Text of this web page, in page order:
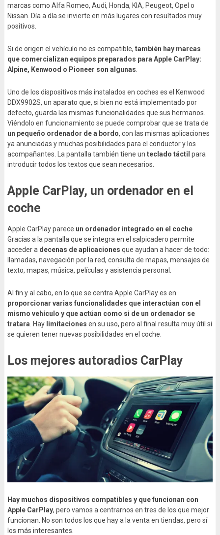
marcas como Alfa Romeo, Audi, Honda, KIA, Peugeot, Opel o
Nissan. Día a día se invierte en más lugares con resultados muy
positivos.
Si de origen el vehículo no es compatible, también hay marcas
que comercializan equipos preparados para Apple CarPlay:
Alpine, Kenwood o Pioneer son algunas
Uno de los dispositivos más instalados en coches es el Kenwood
DDX9902S, un aparato que, si bien no está implementado por
defecto, guarda las mismas funcionalidades que sus hermanos.
Viéndolo en funcionamiento se puede comprobar que se trata de
un pequeño ordenador de a bordo, con las mismas aplicaciones
ya anunciadas y muchas posibilidades para el conductor y los
acompañantes. La pantalla también tiene un teclado táctil para
introducir todos los textos que sean necesarios.
Apple CarPlay, un ordenador en el
coche
Apple CarPlay parece un ordenador integrado en el coche.
Gracias a la pantalla que se integra en el salpicadero permite
acceder a decenas de aplicaciones que ayudan a hacer de todo:
llamadas, navegación por la red, consulta de mapas, mensajes de
texto, mapas, música, películas y asistencia personal.
Al fin y al cabo, en lo que se centra Apple CarPlay es en
proporcionar varias funcionalidades que interactúan con el
mismo vehículo y que actúan como si de un ordenador se
tratara . Hay limitaciones en su uso, pero al final resulta muy útil si
se quieren tener nuevas posibilidades en el coche.
Los mejores autoradios CarPlay
Hay muchos dispositivos compatibles y que funcionan con
Apple CarPlay, pero vamos a centrarnos en tres de los que mejor
funcionan. No son todos los que hay a la venta en tiendas, pero sí
los más interesantes.